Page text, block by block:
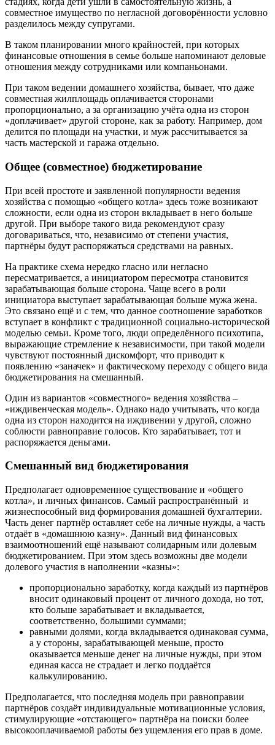
совместное имущество по негласной договорённости условно
разделилось между супругами.
В таком планировании много крайностей, при которых
финансовые отношения в семье больше напоминают деловые
отношения между сотрудниками или компаньонами.
При таком ведении домашнего хозяйства, бывает, что даже
совместная жилплощадь оплачивается сторонами
пропорционально, а за организацию учёта одна из сторон
«доплачивает» другой стороне, как за работу. Например, дом
делится по площади на участки, и муж рассчитывается за
часть мастерской и гаража отдельно.
Общее (совместное) бюджетирование
При всей простоте и заявленной популярности ведения
хозяйства с помощью «общего котла» здесь тоже возникают
сложности, если одна из сторон вкладывает в него больше
другой. При выборе такого вида рекомендуют сразу
договариваться, что, независимо от степени участия,
партнёры будут распоряжаться средствами на равных.
На практике схема нередко гласно или негласно
пересматривается, а инициатором пересмотра становится
зарабатывающая больше сторона. Чаще всего в роли
инициатора выступает зарабатывающая больше мужа жена.
Это связано ещё и с тем, что данное соотношение заработков
вступает в конфликт с традиционной социально-исторической
моделью семьи. Кроме того, люди определённого психотипа,
выражающие стремление к независимости, при такой модели
чувствуют постоянный дискомфорт, что приводит к
появлению «заначек» и фактическому переходу с общего вида
бюджетирования на смешанный.
Один из вариантов «совместного» ведения хозяйства –
«иждивенческая модель». Однако надо учитывать, что когда
одна из сторон находится на иждивении у другой, сложно
соблюсти равноправие голосов. Кто зарабатывает, тот и
распоряжается деньгами.
Смешанный вид бюджетирования
Предполагает одновременное существование и «общего
котла», и личных финансов. Самый распространённый и
жизнеспособный вид формирования домашней бухгалтерии.
Часть денег партнёр оставляет себе на личные нужды, а часть
отдаёт в «домашнюю казну». Данный вид финансовых
взаимоотношений ещё называют солидарным или долевым
бюджетированием. При этом здесь возможны две модели
долевого участия в наполнении «казны»:
пропорционально заработку, когда каждый из партнёров
вносит одинаковый процент от личного дохода, но тот,
кто больше зарабатывает и вкладывается,
соответственно, большими суммами;
равными долями, когда вкладывается одинаковая сумма,
а у стороны, зарабатывающей меньше, просто
оказывается меньше денег на личные нужды, при этом
единая касса не страдает и легко поддаётся
калькулированию.
Предполагается, что последняя модель при равноправии
партнёров создаёт индивидуальные мотивационные условия,
стимулирующие «отстающего» партнёра на поиски более
высокооплачиваемой работы без ущемления его прав в доме.